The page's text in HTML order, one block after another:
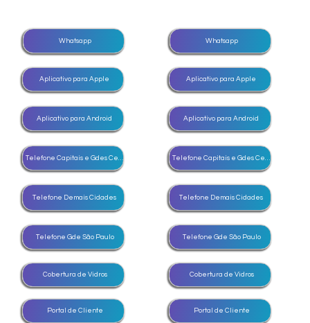
Whatsapp
Aplicativo para Apple
Aplicativo para Android
Telefone Gde São Paulo
Telefone Demais Cidades
Cobertura de Vidros
Portal de Cliente
Whatsapp
Aplicativo para Apple
Aplicativo para Android
Telefone Gde São Paulo
Telefone Demais Cidades
Cobertura de Vidros
Portal de Cliente